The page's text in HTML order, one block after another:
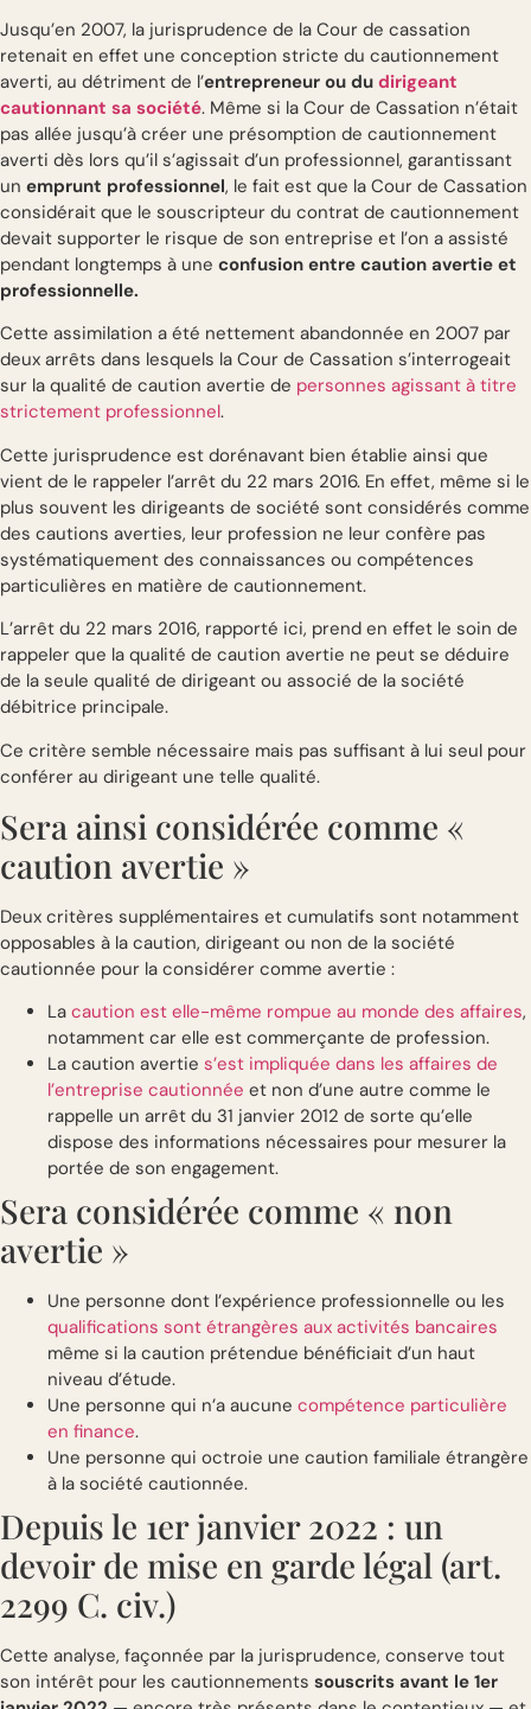
Jusqu’en 2007, la jurisprudence de la Cour de cassation
retenait en effet une conception stricte du cautionnement
averti, au détriment de l’entrepreneur ou du dirigeant
cautionnant sa société. Même si la Cour de Cassation n’était
pas allée jusqu’à créer une présomption de cautionnement
averti dès lors qu’il s’agissait d’un professionnel, garantissant
un emprunt professionnel, le fait est que la Cour de Cassation
considérait que le souscripteur du contrat de cautionnement
devait supporter le risque de son entreprise et l’on a assisté
pendant longtemps à une confusion entre caution avertie et
professionnelle.
Cette assimilation a été nettement abandonnée en 2007 par
deux arrêts dans lesquels la Cour de Cassation s’interrogeait
sur la qualité de caution avertie de personnes agissant à titre
strictement professionnel.
Cette jurisprudence est dorénavant bien établie ainsi que
vient de le rappeler l’arrêt du 22 mars 2016. En effet, même si le
plus souvent les dirigeants de société sont considérés comme
des cautions averties, leur profession ne leur confère pas
systématiquement des connaissances ou compétences
particulières en matière de cautionnement.
L’arrêt du 22 mars 2016, rapporté ici, prend en effet le soin de
rappeler que la qualité de caution avertie ne peut se déduire
de la seule qualité de dirigeant ou associé de la société
débitrice principale.
Ce critère semble nécessaire mais pas suffisant à lui seul pour
conférer au dirigeant une telle qualité.
Sera ainsi considérée comme «
caution avertie »
Deux critères supplémentaires et cumulatifs sont notamment
opposables à la caution, dirigeant ou non de la société
cautionnée pour la considérer comme avertie :
La caution est elle-même rompue au monde des affaires,
notamment car elle est commerçante de profession.
La caution avertie s’est impliquée dans les affaires de
l’entreprise cautionnée et non d’une autre comme le
rappelle un arrêt du 31 janvier 2012 de sorte qu’elle
dispose des informations nécessaires pour mesurer la
portée de son engagement.
Sera considérée comme « non
avertie »
Une personne dont l’expérience professionnelle ou les
qualifications sont étrangères aux activités bancaires
même si la caution prétendue bénéficiait d’un haut
niveau d’étude.
Une personne qui n’a aucune compétence particulière
en finance.
Une personne qui octroie une caution familiale étrangère
à la société cautionnée.
Depuis le 1er janvier 2022 : un
devoir de mise en garde légal (art.
2299 C. civ.)
Cette analyse, façonnée par la jurisprudence, conserve tout
son intérêt pour les cautionnements souscrits avant le 1er